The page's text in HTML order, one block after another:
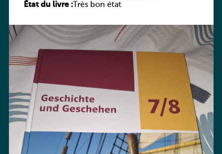
Rheinland-Pfalz
État du livre :Très bon état